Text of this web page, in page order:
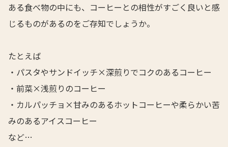
ある食べ物の中にも、コーヒーとの相性がすごく良いと感
じるものがあるのをご存知でしょうか。
たとえば
・パスタやサンドイッチ×深煎りでコクのあるコーヒー
・前菜×浅煎りのコーヒー
・カルパッチョ×甘みのあるホットコーヒーや柔らかい苦
みのあるアイスコーヒー
など…